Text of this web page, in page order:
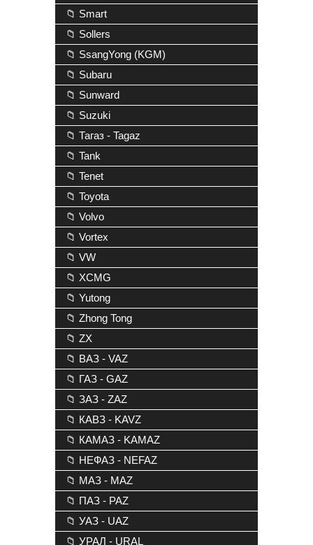
📁 Smart
📁 Sollers
📁 SsangYong (KGM)
📁 Subaru
📁 Sunward
📁 Suzuki
📁 Тагаз - Tagaz
📁 Tank
📁 Tenet
📁 Toyota
📁 Volvo
📁 Vortex
📁 VW
📁 XCMG
📁 Yutong
📁 Zhong Tong
📁 ZX
📁 ВАЗ - VAZ
📁 ГАЗ - GAZ
📁 ЗАЗ - ZAZ
📁 КАВЗ - KAVZ
📁 КАМАЗ - KAMAZ
📁 НЕФАЗ - NEFAZ
📁 МАЗ - MAZ
📁 ПАЗ - PAZ
📁 УАЗ - UAZ
📁 УРАЛ - URAL